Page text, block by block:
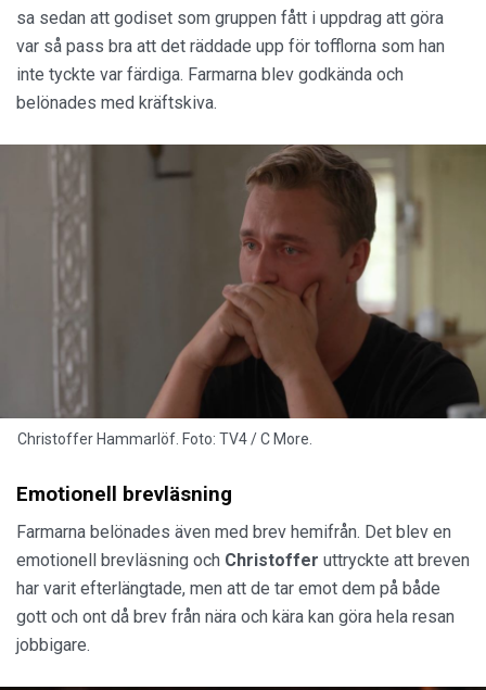
sa sedan att godiset som gruppen fått i uppdrag att göra
var så pass bra att det räddade upp för tofflorna som han
inte tyckte var färdiga. Farmarna blev godkända och
belönades med kräftskiva.
Christoffer Hammarlöf. Foto: TV4 / C More.
Emotionell brevläsning
Farmarna belönades även med brev hemifrån. Det blev en
emotionell brevläsning och Christoffer uttryckte att breven
har varit efterlängtade, men att de tar emot dem på både
gott och ont då brev från nära och kära kan göra hela resan
jobbigare.